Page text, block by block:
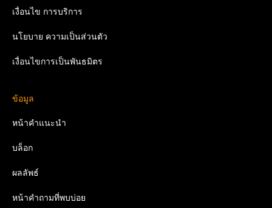
เงื่อนไข การบริการ
นโยบาย ความเป็นส่วนตัว
เงื่อนไขการเป็นพันธมิตร
ข้อมูล
หน้าคำแนะนำ
บล็อก
ผลลัพธ์
หน้าคำถามที่พบบ่อย